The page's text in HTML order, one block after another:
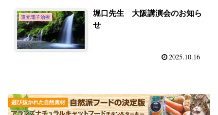
還元電子治療
堀口先生 大阪講演会のお知ら
せ
2025.10.16